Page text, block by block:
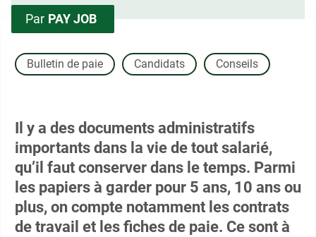
Par PAY JOB
Bulletin de paie Candidats Conseils
Il y a des documents administratifs
importants dans la vie de tout salarié,
qu’il faut conserver dans le temps. Parmi
les papiers à garder pour 5 ans, 10 ans ou
plus, on compte notamment les contrats
de travail et les fiches de paie. Ce sont à